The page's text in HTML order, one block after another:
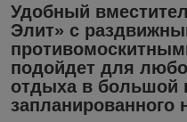
Удобный
Элит» с
подойдет для
отдыха в большой
запланированного